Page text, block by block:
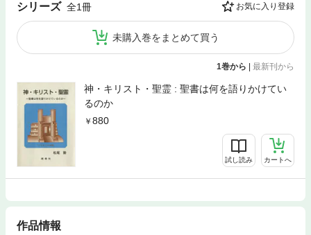
シリーズ 全1冊 お気に入り登録
未購入巻をまとめて買う
1巻から 最新刊から
神・キリスト・聖霊 : 聖書は何を語りかけてい
るのか
880
試し読み カートへ
作品情報